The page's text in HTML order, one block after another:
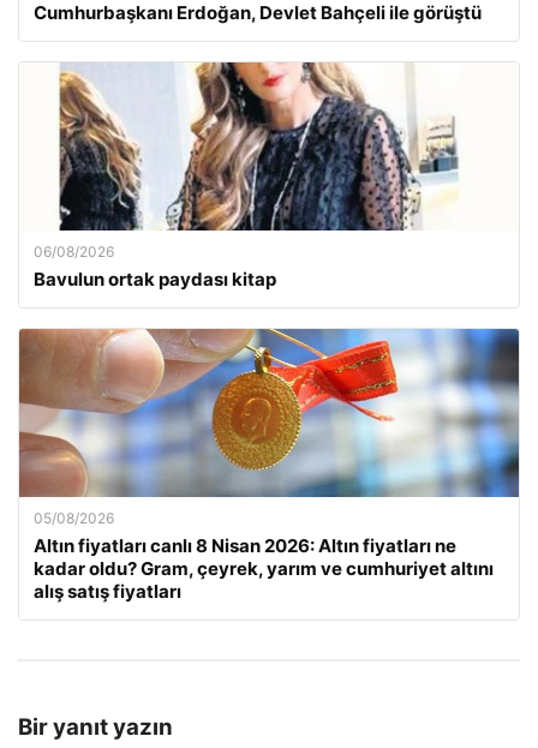
Cumhurbaşkanı Erdoğan, Devlet Bahçeli ile görüştü
06/08/2026
Bavulun ortak paydası kitap
05/08/2026
Altın fiyatları canlı 8 Nisan 2026: Altın fiyatları ne
kadar oldu? Gram, çeyrek, yarım ve cumhuriyet altını
alış satış fiyatları
Bir yanıt yazın